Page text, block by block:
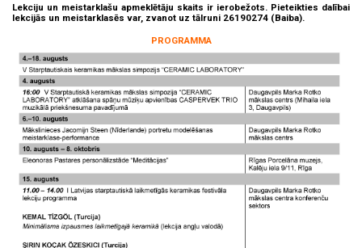
Lekciju un meistarklašu apmeklētāju skaits ir ierobežots. Pieteikties dalībai
lekcijās un meistarklasēs var, zvanot uz tālruni 26190274 (Baiba).
PROGRAMMA